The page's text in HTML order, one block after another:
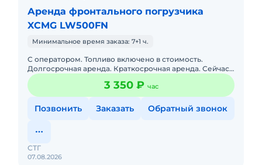
Аренда фронтального погрузчика
XCMG LW500FN
Минимальное время заказа: 7+1 ч.
С оператором. Топливо включено в стоимость.
Долгосрочная аренда. Краткосрочная аренда. Сейчас
свободна. Опытный экипаж. Наличный и безналичный
расчет. Собственн
3 350 ₽ час
Позвонить Заказать Обратный звонок
07.08.2026
СТГ